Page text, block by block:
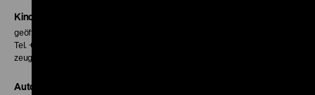
Kinokasse
geöffnet 30 Minuten vor Beginn der ersten Vorstellung
Tel. + 49 30 20304-770
zeughauskino@dhm.de
Autor*innen